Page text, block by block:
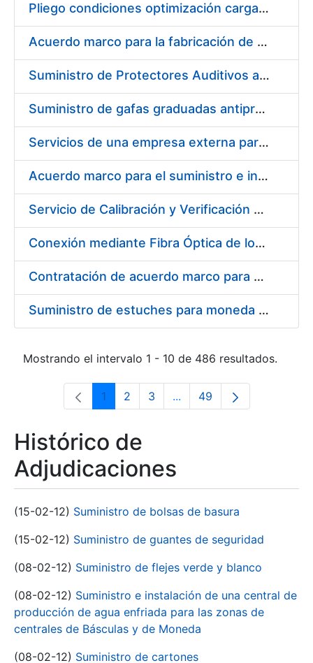
Pliego condiciones optimización cargas compras firmado
Acuerdo marco para la fabricación de piezas
Suministro de Protectores Auditivos a medida para las personas trabajadoras de los Centros de Trabajo de Madrid y Burgos
Suministro de gafas graduadas antiproyecciones para los trabajadores de la FNMT-RCM en los centros de trabajo de Madrid y Burgos
Servicios de una empresa externa para el asesoramiento y resolución de los recursos de alzada que se presentan relacionados con procesos de selección para la FNMT-RCM
Acuerdo marco para el suministro e instalación de persianas, estores y otros complementos
Servicio de Calibración y Verificación Externa de los Equipos de Medición del Servicio de Prevención de la FNMT-RCM
Conexión mediante Fibra Óptica de los Centros de Proceso de Datos (CPDs) de las sedes de la FNMT-RCM de Burgos y Madrid
Contratación de acuerdo marco para el Suministro de Material de Electricidad para la Fábrica Nacional de Moneda y Timbre-Real Casa de la Moneda en su centro de trabajo de Burgos
Suministro de estuches para moneda de 30 €
Mostrando el intervalo 1 - 10 de 486 resultados.
Página
1 Página
2 Página
3 ...Páginas intermedias Use
Página
49
Histórico de
Adjudicaciones
(15-02-12) Suministro de bolsas de basura
(15-02-12) Suministro de guantes de seguridad
(08-02-12) Suministro de flejes verde y blanco
(08-02-12) Suministro e instalación de una central de
producción de agua enfriada para las zonas de
centrales de Básculas y de Moneda
(08-02-12) Suministro de cartones